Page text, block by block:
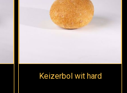
Keizerbol wit hard